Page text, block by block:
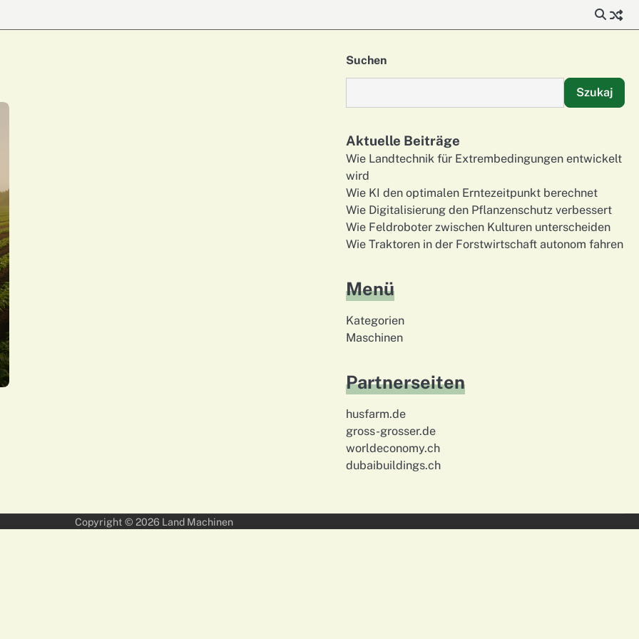
Suchen
Szukaj
Aktuelle Beiträge
Wie Landtechnik für Extrembedingungen entwickelt
wird
Wie KI den optimalen Erntezeitpunkt berechnet
Wie Digitalisierung den Pflanzenschutz verbessert
Wie Feldroboter zwischen Kulturen unterscheiden
Wie Traktoren in der Forstwirtschaft autonom fahren
Menü
Kategorien
Maschinen
Partnerseiten
husfarm.de
gross-grosser.de
worldeconomy.ch
dubaibuildings.ch
Copyright © 2026 Land Machinen